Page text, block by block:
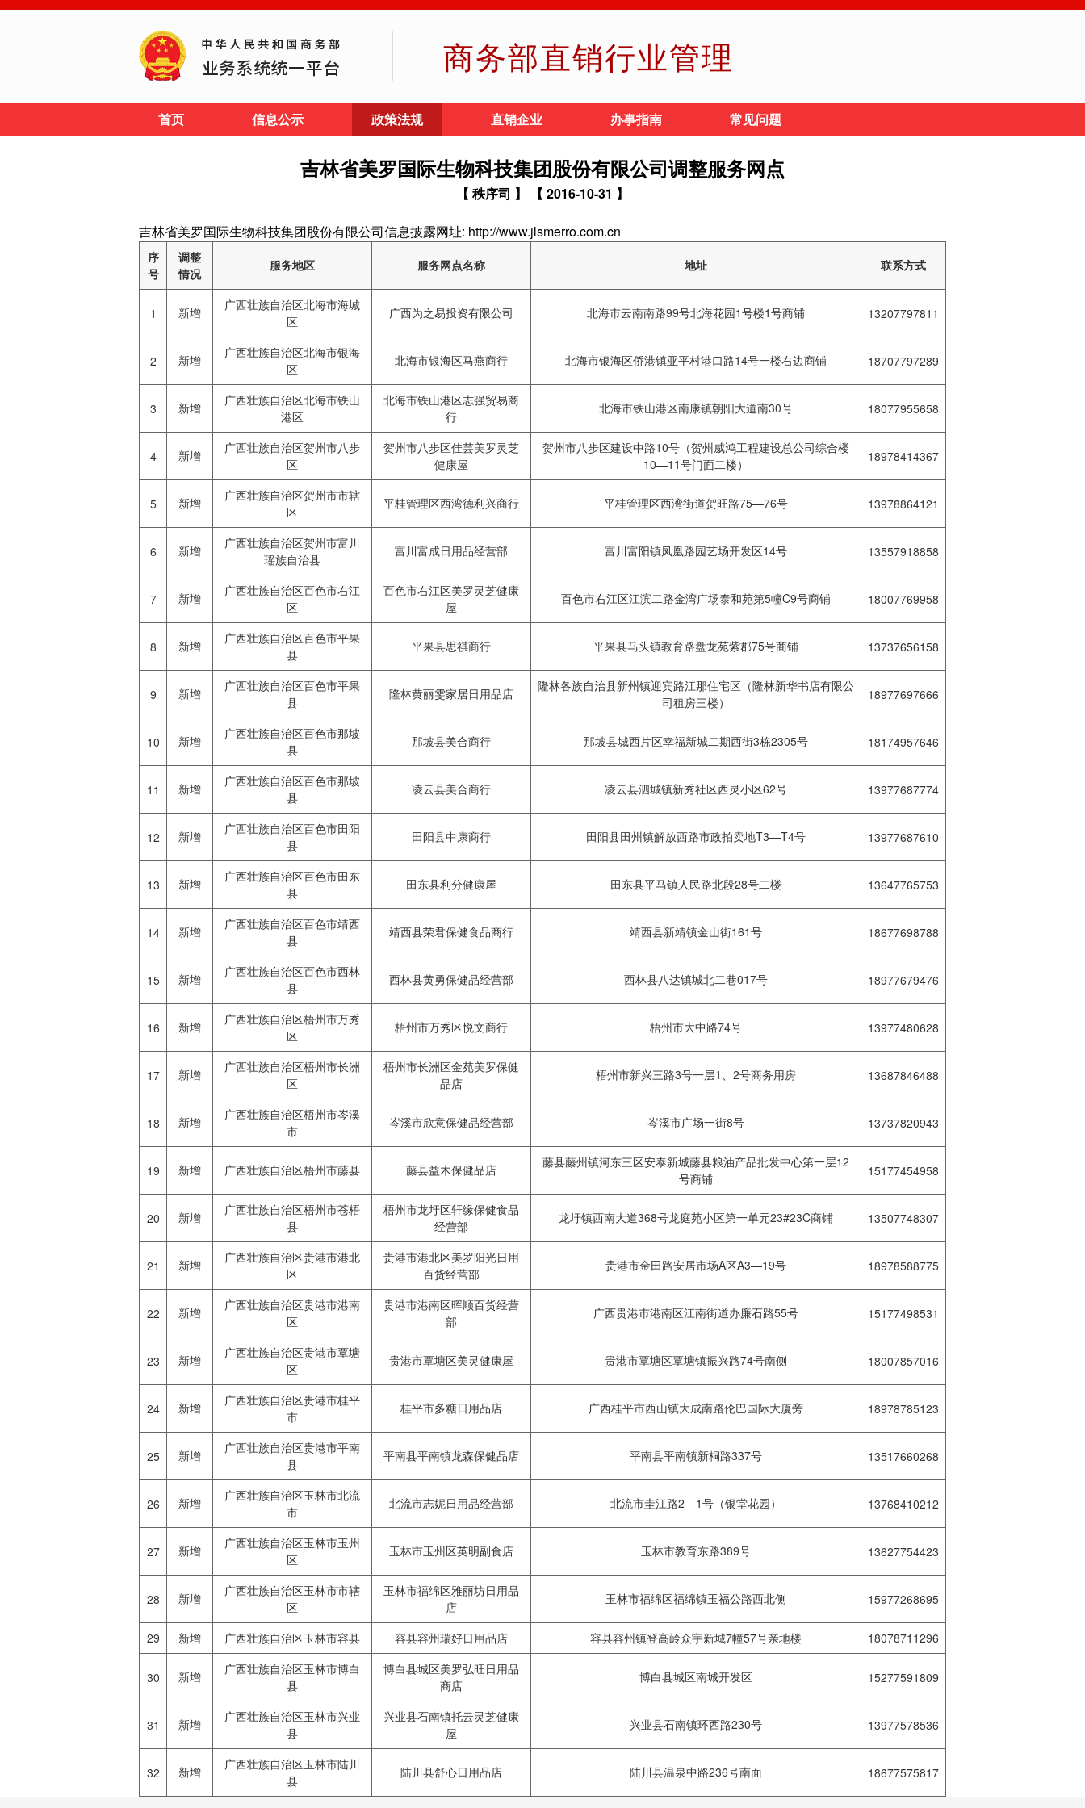
商务部直销行业管理
首页 信息公示 政策法规 直销企业 办事指南 常见问题
吉林省美罗国际生物科技集团股份有限公司调整服务网点
【 秩序司 】 【 2016-10-31 】
吉林省美罗国际生物科技集团股份有限公司信息披露网址: http://www.jlsmerro.com.cn
序
号
调整
情况
服务地区 服务网点名称 地址 联系方式
1 新增
广西壮族自治区北海市海城
区
广西为之易投资有限公司 北海市云南南路99号北海花园1号楼1号商铺 13207797811
2 新增
广西壮族自治区北海市银海
区
北海市银海区马燕商行 北海市银海区侨港镇亚平村港口路14号一楼右边商铺 18707797289
3 新增
广西壮族自治区北海市铁山
港区
北海市铁山港区志强贸易商
行
北海市铁山港区南康镇朝阳大道南30号 18077955658
4 新增
广西壮族自治区贺州市八步
区
贺州市八步区佳芸美罗灵芝
健康屋
贺州市八步区建设中路10号（贺州威鸿工程建设总公司综合楼
10—11号门面二楼）
18978414367
5 新增
广西壮族自治区贺州市市辖
区
平桂管理区西湾德利兴商行 平桂管理区西湾街道贺旺路75—76号 13978864121
6 新增
广西壮族自治区贺州市富川
瑶族自治县
富川富成日用品经营部 富川富阳镇凤凰路园艺场开发区14号 13557918858
7 新增
广西壮族自治区百色市右江
区
百色市右江区美罗灵芝健康
屋
百色市右江区江滨二路金湾广场泰和苑第5幢C9号商铺 18007769958
8 新增
广西壮族自治区百色市平果
县
平果县思祺商行 平果县马头镇教育路盘龙苑紫郡75号商铺 13737656158
9 新增
广西壮族自治区百色市平果
县
隆林黄丽雯家居日用品店
隆林各族自治县新州镇迎宾路江那住宅区（隆林新华书店有限公
司租房三楼）
18977697666
10 新增
广西壮族自治区百色市那坡
县
那坡县美合商行 那坡县城西片区幸福新城二期西街3栋2305号 18174957646
11 新增
广西壮族自治区百色市那坡
县
凌云县美合商行 凌云县泗城镇新秀社区西灵小区62号 13977687774
12 新增
广西壮族自治区百色市田阳
县
田阳县中康商行 田阳县田州镇解放西路市政拍卖地T3—T4号 13977687610
13 新增
广西壮族自治区百色市田东
县
田东县利分健康屋 田东县平马镇人民路北段28号二楼 13647765753
14 新增
广西壮族自治区百色市靖西
县
靖西县荣君保健食品商行 靖西县新靖镇金山街161号 18677698788
15 新增
广西壮族自治区百色市西林
县
西林县黄勇保健品经营部 西林县八达镇城北二巷017号 18977679476
16 新增
广西壮族自治区梧州市万秀
区
梧州市万秀区悦文商行 梧州市大中路74号 13977480628
17 新增
广西壮族自治区梧州市长洲
区
梧州市长洲区金苑美罗保健
品店
梧州市新兴三路3号一层1、2号商务用房 13687846488
18 新增
广西壮族自治区梧州市岑溪
市
岑溪市欣意保健品经营部 岑溪市广场一街8号 13737820943
19 新增 广西壮族自治区梧州市藤县 藤县益木保健品店
藤县藤州镇河东三区安泰新城藤县粮油产品批发中心第一层12
号商铺
15177454958
20 新增
广西壮族自治区梧州市苍梧
县
梧州市龙圩区轩缘保健食品
经营部
龙圩镇西南大道368号龙庭苑小区第一单元23#23C商铺 13507748307
21 新增
广西壮族自治区贵港市港北
区
贵港市港北区美罗阳光日用
百货经营部
贵港市金田路安居市场A区A3—19号 18978588775
22 新增
广西壮族自治区贵港市港南
区
贵港市港南区晖顺百货经营
部
广西贵港市港南区江南街道办廉石路55号 15177498531
23 新增
广西壮族自治区贵港市覃塘
区
贵港市覃塘区美灵健康屋 贵港市覃塘区覃塘镇振兴路74号南侧 18007857016
24 新增
广西壮族自治区贵港市桂平
市
桂平市多糖日用品店 广西桂平市西山镇大成南路伦巴国际大厦旁 18978785123
25 新增
广西壮族自治区贵港市平南
县
平南县平南镇龙森保健品店 平南县平南镇新桐路337号 13517660268
26 新增
广西壮族自治区玉林市北流
市
北流市志妮日用品经营部 北流市圭江路2—1号（银堂花园） 13768410212
27 新增
广西壮族自治区玉林市玉州
区
玉林市玉州区英明副食店 玉林市教育东路389号 13627754423
28 新增
广西壮族自治区玉林市市辖
区
玉林市福绵区雅丽坊日用品
店
玉林市福绵区福绵镇玉福公路西北侧 15977268695
29 新增 广西壮族自治区玉林市容县 容县容州瑞好日用品店 容县容州镇登高岭众宇新城7幢57号亲地楼 18078711296
30 新增
广西壮族自治区玉林市博白
县
博白县城区美罗弘旺日用品
商店
博白县城区南城开发区 15277591809
31 新增
广西壮族自治区玉林市兴业
县
兴业县石南镇托云灵芝健康
屋
兴业县石南镇环西路230号 13977578536
32 新增
广西壮族自治区玉林市陆川
县
陆川县舒心日用品店 陆川县温泉中路236号南面 18677575817